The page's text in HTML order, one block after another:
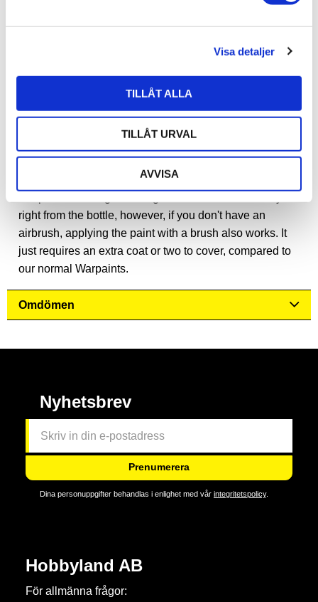
Visa detaljer
TILLÅT ALLA
TILLÅT URVAL
AVVISA
Shake Well When you purchase Warpaints™ Air the
paint inside might have separated a bit. So before
loading your airbrush, you need to shake them like this:
Shake the bottle for 30 seconds
ready to load
Don't have an airbrush? Use a brush instead The
right from the bottle, however, if you don't have an
airbrush, applying the paint with a brush also works. It
just requires an extra coat or two to cover, compared to
our normal Warpaints.
Omdömen
Nyhetsbrev
Prenumerera
Dina personuppgifter behandlas i enlighet med vår integritetspolicy.
Hobbyland AB
För allmänna frågor: